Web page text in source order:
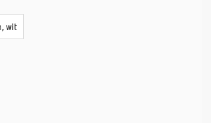
wit